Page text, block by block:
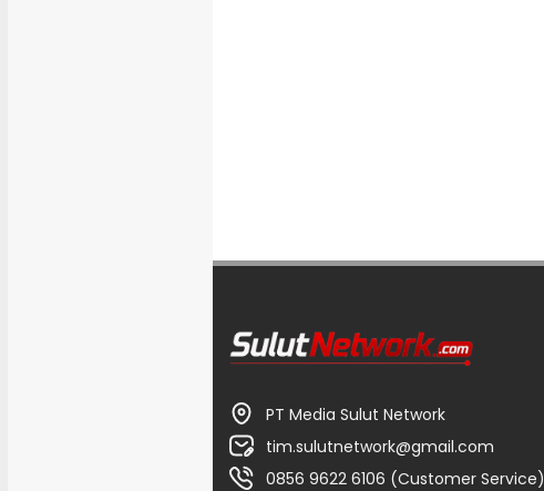
PT Media Sulut Network
tim.sulutnetwork@gmail.com
0856 9622 6106 (Customer Service)